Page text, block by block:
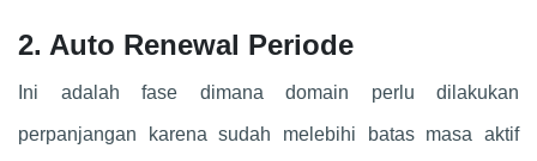
2. Auto Renewal Periode
Ini adalah fase dimana domain perlu dilakukan
perpanjangan karena sudah melebihi batas masa aktif